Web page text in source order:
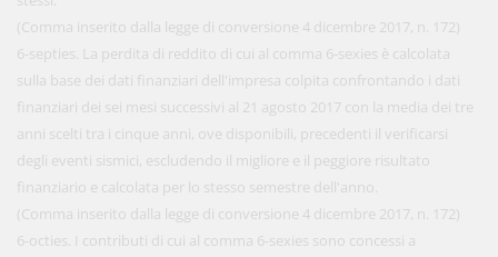
(Comma inserito dalla legge di conversione 4 dicembre 2017, n. 172)
6-septies. La perdita di reddito di cui al comma 6-sexies è calcolata
sulla base dei dati finanziari dell'impresa colpita confrontando i dati
finanziari dei sei mesi successivi al 21 agosto 2017 con la media dei tre
anni scelti tra i cinque anni, ove disponibili, precedenti il verificarsi
degli eventi sismici, escludendo il migliore e il peggiore risultato
finanziario e calcolata per lo stesso semestre dell'anno.
(Comma inserito dalla legge di conversione 4 dicembre 2017, n. 172)
6-octies. I contributi di cui al comma 6-sexies sono concessi a